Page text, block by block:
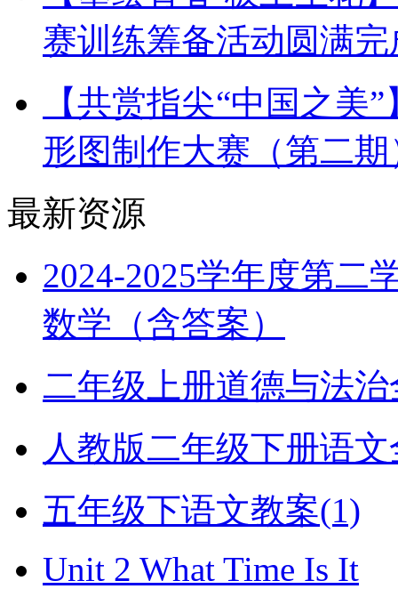
赛训练筹备活动圆满完
【共赏指尖“中国之美
形图制作大赛（第二期
最新资源
2024-2025学年度第二
数学（含答案）
二年级上册道德与法
人教版二年级下册语
五年级下语文教案(1)
Unit 2 What Time Is It